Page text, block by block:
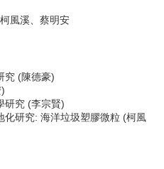
柯風溪 蔡明安
究 (陳德豪)
研究 (李宗賢)
化研究: 海洋垃圾塑膠微粒 (柯風